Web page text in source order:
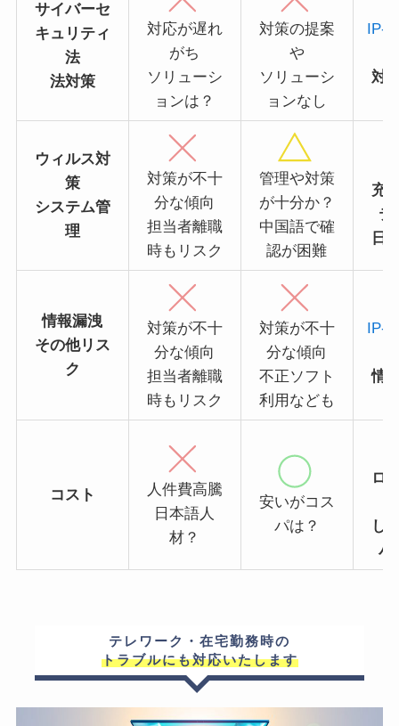
サイバーセ
キュリティ
法
法対策
対応が遅れ
がち
ソリューシ
ョンは？
対策の提案
や
ソリューシ
ョンなし
IP-
対
ウィルス対
策
システム管
理
対策が不十
分な傾向
担当者離職
時もリスク
管理や対策
が十分か？
中国語で確
認が困難
充
テ
日
情報漏洩
その他リス
ク
対策が不十
分な傾向
担当者離職
時もリスク
対策が不十
分な傾向
不正ソフト
利用なども
IP-
情
コスト
人件費高騰
日本語人
材？
安いがコス
パは？
ロ
し
パ
テレワーク・在宅勤務時の
トラブルにも対応いたします